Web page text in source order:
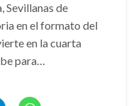
Sevillanas de
en el formato del
en la cuarta
para…